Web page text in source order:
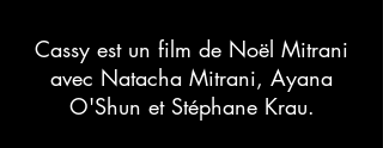
Cassy est un film de Noël Mitrani
avec Natacha Mitrani, Ayana
O'Shun et Stéphane Krau.